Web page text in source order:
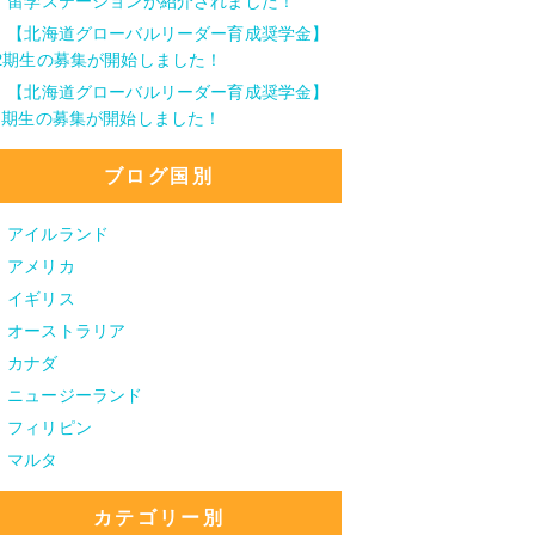
【北海道グローバルリーダー育成奨学金】
生の募集が開始しました！
【北海道グローバルリーダー育成奨学金】
生の募集が開始しました！
ブログ国別
アイルランド
アメリカ
イギリス
オーストラリア
カナダ
ニュージーランド
フィリピン
マルタ
カテゴリー別